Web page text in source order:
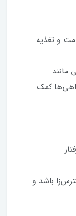
و تغذیه
مانند
کمک
باشد و